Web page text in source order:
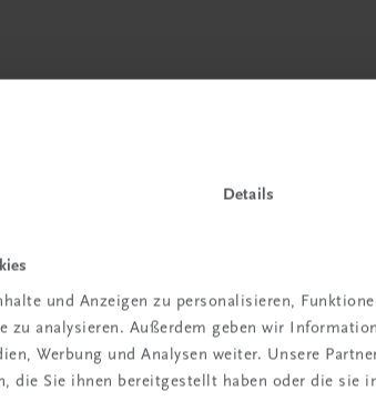
Details
und Anzeigen zu personalisieren,
zu analysieren. Außerdem geben wir
Werbung und Analysen weiter. Unsere
die Sie ihnen bereitgestellt haben oder die sie
der